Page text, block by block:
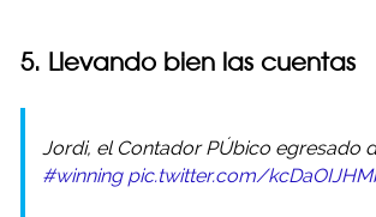
5. Llevando bien las cuentas
Jordi, el Contador PÚbico egresado
#winning pic.twitter.com/